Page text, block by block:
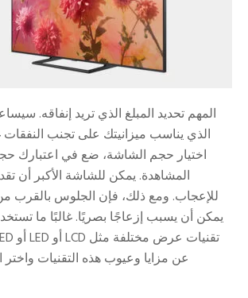
المهم تحديد المبلغ الذي تريد إنفاقه.
الذي يناسب ميزانيتك على تجنب النفقات
اختيار حجم الشاشة، ضع في اعتبارك
المشاهدة. يمكن للشاشة الأكبر أن
للإعجاب. ومع ذلك، فإن الجلوس بالقرب
يمكن أن يسبب إزعاجًا بصريًا. غالبًا ما
عن مزايا وعيوب هذه التقنيات واختر